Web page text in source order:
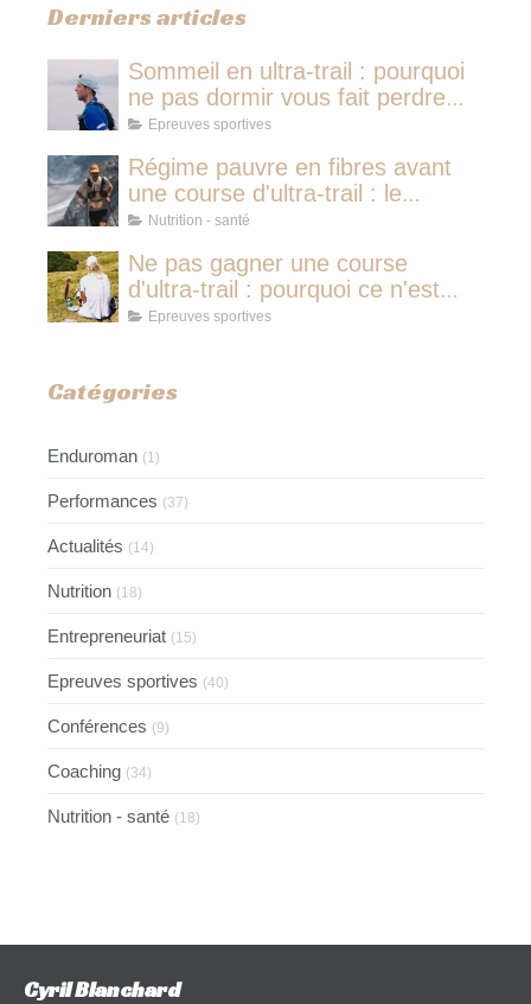
Derniers articles
Sommeil en ultra-trail : pourquoi
ne pas dormir vous fait perdre
plus de temps qu'une micro-
Epreuves sportives
Régime pauvre en fibres avant
une course d'ultra-trail : le
protocole nutritionnel des
Nutrition - santé
Ne pas gagner une course
d'ultra-trail : pourquoi ce n'est
jamais avoir couru pour rien
Epreuves sportives
Catégories
Enduroman (1)
Performances (37)
Actualités (14)
Nutrition (18)
Entrepreneuriat (15)
Epreuves sportives (40)
Conférences (9)
Coaching (34)
Nutrition - santé (18)
Cyril Blanchard